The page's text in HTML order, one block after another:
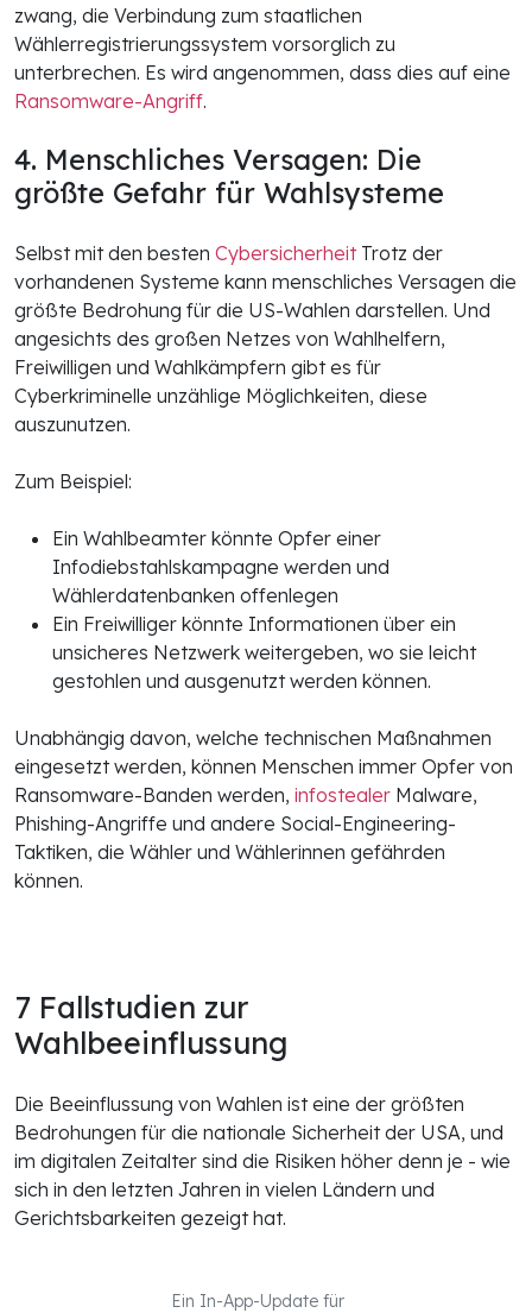
zwang, die Verbindung zum staatlichen
Wählerregistrierungssystem vorsorglich zu
unterbrechen. Es wird angenommen, dass dies auf eine
Ransomware-Angriff.
4. Menschliches Versagen: Die
größte Gefahr für Wahlsysteme
Selbst mit den besten CybersicherheitTrotz der
vorhandenen Systeme kann menschliches Versagen die
größte Bedrohung für die US-Wahlen darstellen. Und
angesichts des großen Netzes von Wahlhelfern,
Freiwilligen und Wahlkämpfern gibt es für
Cyberkriminelle unzählige Möglichkeiten, diese
auszunutzen.
Zum Beispiel:
Ein Wahlbeamter könnte Opfer einer
Infodiebstahlskampagne werden und
Wählerdatenbanken offenlegen
Ein Freiwilliger könnte Informationen über ein
unsicheres Netzwerk weitergeben, wo sie leicht
gestohlen und ausgenutzt werden können.
Unabhängig davon, welche technischen Maßnahmen
eingesetzt werden, können Menschen immer Opfer von
Ransomware-Banden werden, infostealer Malware,
Phishing-Angriffe und andere Social-Engineering-
Taktiken, die Wähler und Wählerinnen gefährden
können.
7 Fallstudien zur
Wahlbeeinflussung
Die Beeinflussung von Wahlen ist eine der größten
Bedrohungen für die nationale Sicherheit der USA, und
im digitalen Zeitalter sind die Risiken höher denn je - wie
sich in den letzten Jahren in vielen Ländern und
Gerichtsbarkeiten gezeigt hat.
Ein In-App-Update für